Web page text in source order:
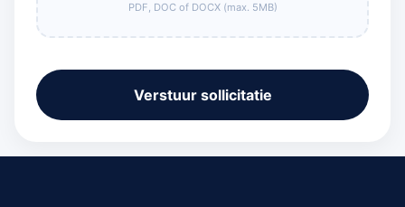
PDF, DOC of DOCX (max. 5MB)
Verstuur sollicitatie